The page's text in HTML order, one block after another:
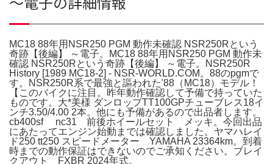
MC18 88年用NSR250 PGM 動作未確認 NSR250Rという
奇跡【後編】 ～電子。MC18 88年用NSR250 PGM 動作未
確認 NSR250Rという奇跡【後編】 ～電子。NSR250R
History [1989 MC18-2] - NSR-WORLD.COM。88のpgmで
す。NSR250R系で最強と謳われた'88（MC18）モデル！
【このバイクに注目。昨年動作確認して予備で持っていた
ものです。大*美様 ダンロップTT100GPチューブレス18イ
ンチ3.50/4.00 2本。他にも予備があるので出品者します。
cb400sf nc31 前後ホイールセット メッキ。今回出品
にあたってエンジン始動までは確認しました。ヤマハレイ
ド250 tt250 スピードメーター YAMAHA 23364km。到着
時までの動作保証はできないのでご承知ください。ブレイ
クアウト FXBR 2024年式。